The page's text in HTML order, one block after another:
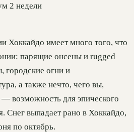
2 недели
Хоккайдо имеет много того, что
парящие онсены и rugged
городские огни и
а также нечто, чего вы,
возможность для эпического
Снег выпадает рано в Хоккайдо,
по октябрь.